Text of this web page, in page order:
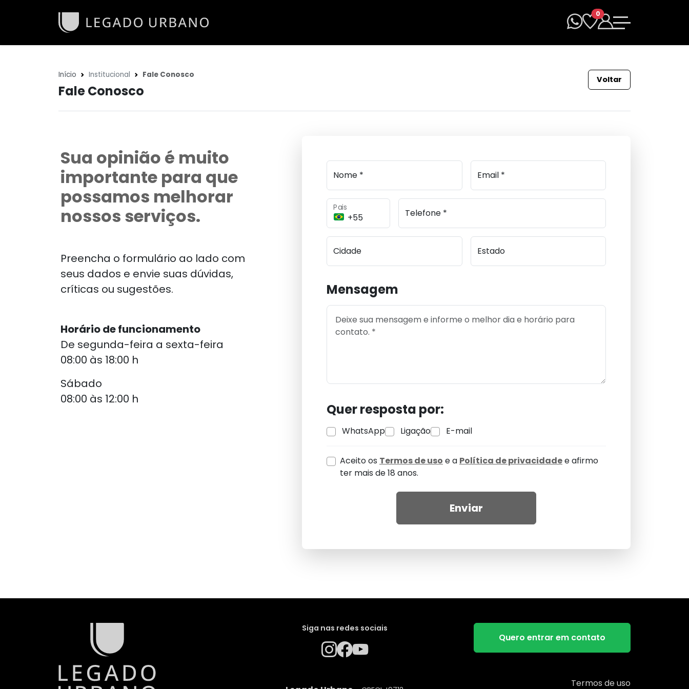
0
Início Institucional Fale Conosco
Fale Conosco
Voltar
Sua opinião é muito
importante para que
possamos melhorar
nossos serviços.
Preencha o formulário ao lado com
seus dados e envie suas dúvidas,
críticas ou sugestões.
Horário de funcionamento
De segunda-feira a sexta-feira
08:00 às 18:00 h
Sábado
08:00 às 12:00 h
Nome * Email *
Pais Telefone *
Cidade Estado
Mensagem
Quer resposta por:
WhatsApp Ligação E-mail
Aceito os Termos de uso e a Política de privacidadee afirmo
ter mais de 18 anos.
Enviar
Siga nas redes sociais
Quero entrar em contato
Termos de uso